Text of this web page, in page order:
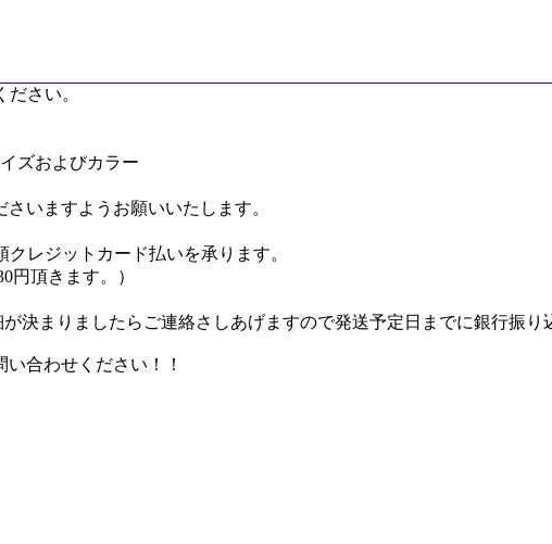
さい。
ズおよびカラー
いますようお願いいたします。
レジットカード払いを承ります。
頂きます。）
決まりましたらご連絡さしあげますので発送予定日までに銀行振り
合わせください！！